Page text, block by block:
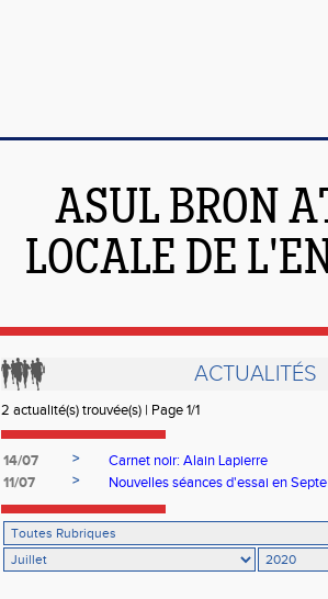
ASUL BRON
LOCALE DE
ACTUALITÉS
2 actualité(s) trouvée(s) | Page 1/1
14/07 >
Carnet noir: Alain Lapierre
11/07
> Nouvelles séances d'essai en